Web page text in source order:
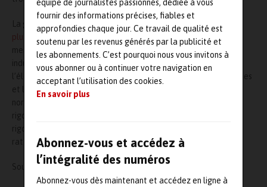
équipe de journalistes passionnés, dédiée à vous
fournir des informations précises, fiables et
approfondies chaque jour. Ce travail de qualité est
soutenu par les revenus générés par la publicité et
les abonnements. C’est pourquoi nous vous invitons à
vous abonner ou à continuer votre navigation en
acceptant l’utilisation des cookies.
En savoir plus
Abonnez-vous et accédez à
l’intégralité des numéros
Abonnez-vous dès maintenant et accédez en ligne à
La gamme RS Pro, en constante expansion, propose désormais
plus de 50 000 solutions
, associant qualité et performance au
meilleur prix, testés et développés pour les environnements
industriels et de la fabrication, tels que l’automatisme,
l’électronique, l’outillage, l’éclairage, les installations électriques
et le test et mesure. Tous les produits RS Pro respectent des
normes de qualité industrielle élevées, subissent des tests
rigoureux dans les laboratoires RS. Leur qualité est
rigoureusement testée et confirmée par le label qualité RS
rattaché à chaque produit certifié.
Source : https://fr.rs-online.com/